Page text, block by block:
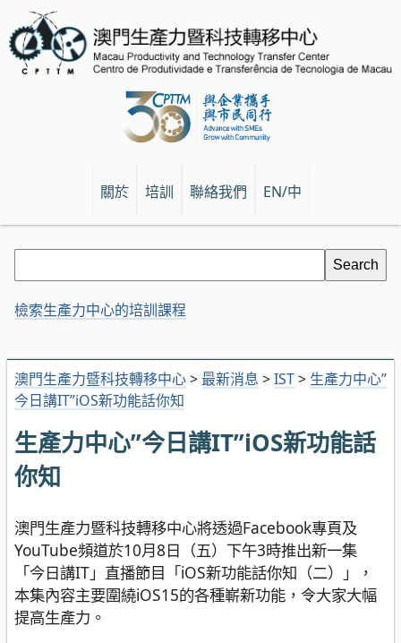
關於 培訓 聯絡我們 EN/中
澳門生產力暨科技轉移中心> 最新消息 >IST> 生產力中心”
今日講IT”iOS新功能話你知
生產力中心”今日講IT”iOS新功能話
你知
澳門生產力暨科技轉移中心將透過Facebook專頁及
YouTube頻道於10月8日（五）下午3時推出新一集
「今日講IT」直播節目「iOS新功能話你知（二）」，
本集內容主要圍繞iOS15的各種嶄新功能，令大家大幅
提高生產力。
檢索生產力中心的培訓課程